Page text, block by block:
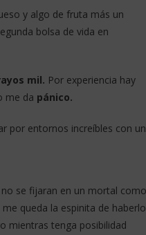
y algo de fruta más un
bolsa de vida en
mil. Por experiencia hay
me da pánico.
por entornos increíbles con
se fijaran en un mortal como
queda la espinita de haberlo
mientras tenga posibilidad